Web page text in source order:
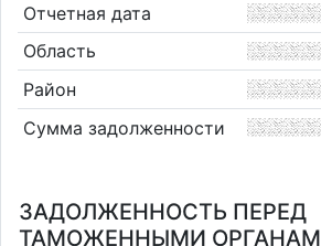
Отчетная дата
Область
Район
Сумма задолженности
ЗАДОЛЖЕННОСТЬ ПЕРЕД
ТАМОЖЕННЫМИ